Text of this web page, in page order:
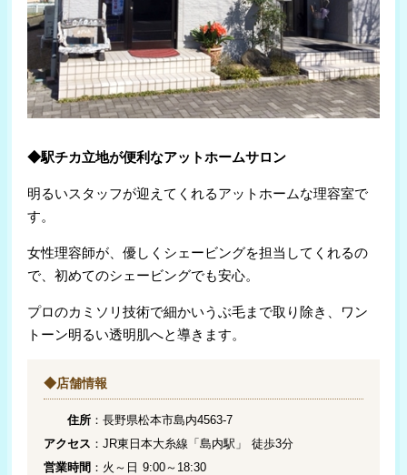
◆駅チカ立地が便利なアットホームサロン
明るいスタッフが迎えてくれるアットホームな理容室で
す。
女性理容師が、優しくシェービングを担当してくれるの
で、初めてのシェービングでも安心。
プロのカミソリ技術で細かいうぶ毛まで取り除き、ワン
トーン明るい透明肌へと導きます。
◆店舗情報
住所 ：長野県松本市島内4563-7
アクセス ：JR東日本大糸線「島内駅」 徒歩3分
営業時間 ：火～日 9:00～18:30